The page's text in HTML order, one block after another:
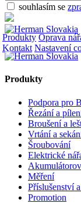
souhlasím se
Produkty Oprava
Kontakt Nastavení
Produkty
Podpora pro
Řezání a
Broušení a
Vrtání a
Šroubování
Elektrické
Měření
Příslušenství
Promotion